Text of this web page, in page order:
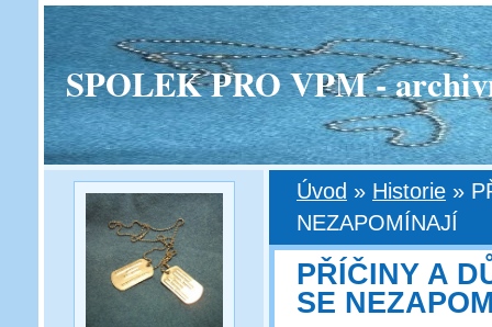
SPOLEK PRO VPM -
Úvod » Historie »
NEZAPOMÍNAJÍ
PŘÍČINY A
SE